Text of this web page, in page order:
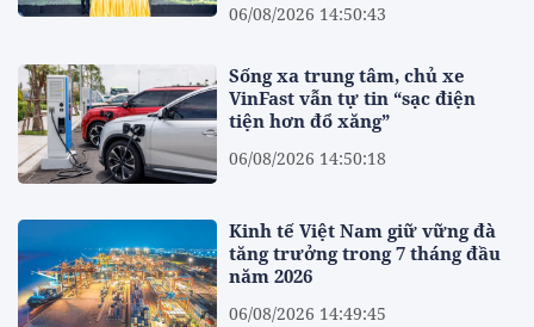
06/08/2026 14:50:43
Sống xa trung tâm, chủ xe
VinFast vẫn tự tin “sạc điện
tiện hơn đổ xăng”
06/08/2026 14:50:18
Kinh tế Việt Nam giữ vững đà
tăng trưởng trong 7 tháng đầu
năm 2026
06/08/2026 14:49:45